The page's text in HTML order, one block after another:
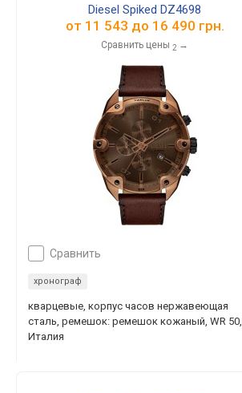
Diesel Spiked DZ4698
от 11 543 до 16 490 грн.
Сравнить цены 2 →
сравнить
хронограф
кварцевые, корпус часов нержавеющая
сталь, ремешок: ремешок кожаный, WR 50,
Италия